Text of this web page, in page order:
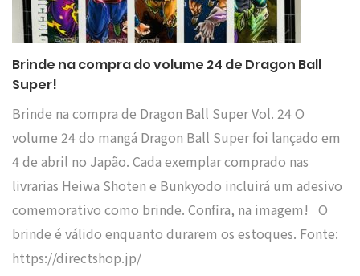
Brinde na compra do volume 24 de Dragon Ball
Super!
Brinde na compra de Dragon Ball Super Vol. 24 O
volume 24 do mangá Dragon Ball Super foi lançado em
4 de abril no Japão. Cada exemplar comprado nas
livrarias Heiwa Shoten e Bunkyodo incluirá um adesivo
comemorativo como brinde. Confira, na imagem! O
brinde é válido enquanto durarem os estoques. Fonte:
https://directshop.jp/